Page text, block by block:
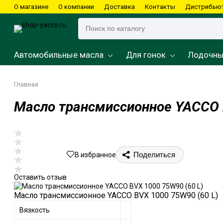
О магазине О компании Доставка Контакты
Автомобильные масла Для гонок
Подвесные моторы
Водные мотоциклы
Картинг
Скутеры
Снегоходы
Квадроциклы
Главная
Масло трансмиссионное
Оставить отзыв
В избранное Поделиться
Масло трансмиссионное YACCO BVX 1000 75W90 (60 L)
Вязкость